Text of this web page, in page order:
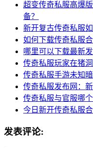
超变传奇私服高爆
备？
新开复古传奇私服
如何下载传奇私服
哪里可以下载最新
传奇私服玩家在猪
传奇私服手游未知
传奇私服发布网：
传奇私服与官服哪
今日新开传奇私服
发表评论: